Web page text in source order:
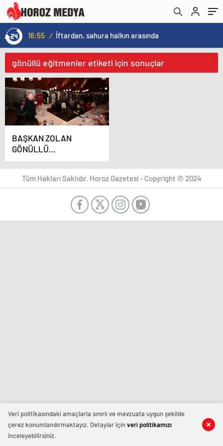
16:55 / İftardan, sahura halkın arasında
gönüllü eğitmenler etiketi için sonuçlar
BAŞKAN ZOLAN
GÖNÜLLÜ
EĞİTMENLERİ
UNUTMADI
Tüm Hakları Saklıdır. Horoz Gazetesi - Copyright © 2024
Veri politikasındaki amaçlarla sınırlı ve mevzuata uygun şekilde
çerez konumlandırmaktayız. Detaylar içinveri politikamızı
inceleyebilirsiniz.